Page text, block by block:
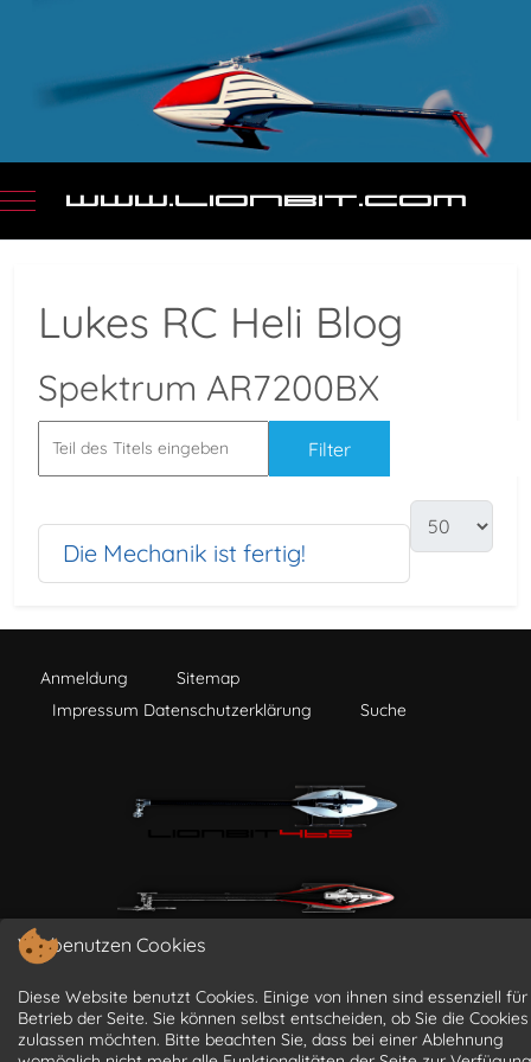
Mobile Menu Toggle
Lukes RC Heli Blog
Spektrum AR7200BX
Filter
Die Mechanik ist fertig!
Anmeldung
Sitemap
Impressum Datenschutzerklärung
Suche
Wir benutzen Cookies
Diese Website benutzt Cookies. Einige von ihnen sind essenziell
Betrieb der Seite. Sie können selbst entscheiden, ob Sie die Cookies
zulassen möchten. Bitte beachten Sie, dass bei einer Ablehnung